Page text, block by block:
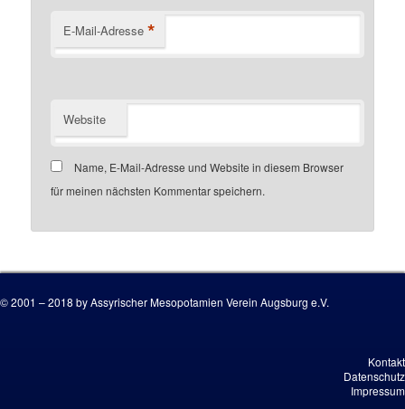
E-Mail-Adresse *
Website
Name, E-Mail-Adresse und Website in diesem Browser
für meinen nächsten Kommentar speichern.
© 2001 – 2018 by Assyrischer Mesopotamien Verein Augsburg e.V.
Kontakt
Datenschutz
Impressum